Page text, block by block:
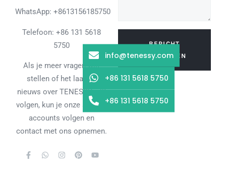
WhatsApp: +8613156185750
Telefoon: +86 131 5618
5750
Als je meer vragen wilt
stellen of het laatste
nieuws over TENESSY wilt
volgen, kun je onze sociale
accounts volgen en
contact met ons opnemen.
BERICHT
VERZENDEN
info@tenessy.com
+86 131 5618 5750
+86 131 5618 5750